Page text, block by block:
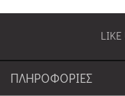
LIKE
ΠΛΗΡΟΦΟΡΙΕΣ